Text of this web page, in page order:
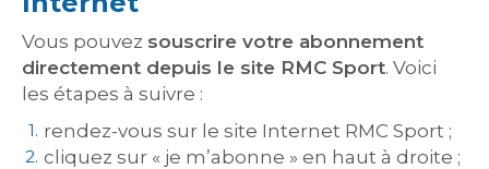
Vous pouvez souscrire votre abonnement
directement depuis le site RMC Sport. Voici
les étapes à suivre :
rendez-vous sur le site Internet RMC Sport ;
cliquez sur « je m’abonne » en haut à droite ;